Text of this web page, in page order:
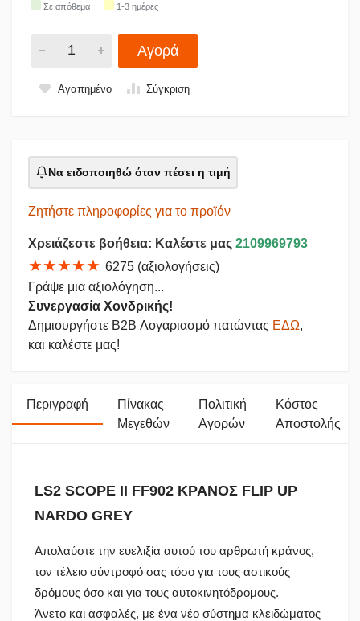
Σε απόθεμα 1-3 ημέρες
Αγορά
Αγαπημένο Σύγκριση
Να ειδοποιηθώ όταν πέσει η τιμή
Ζητήστε πληροφορίες για το προϊόν
Χρειάζεστε βοήθεια: Καλέστε μας 2109969793
★★★★★ 6275 (αξιολογήσεις)
Γράψε μια αξιολόγηση...
Συνεργασία Χονδρικής!
Δημιουργήστε B2B Λογαριασμό πατώντας ΕΔΩ,
και καλέστε μας!
Περιγραφή
Πίνακας
Μεγεθών
Πολιτική
Αγορών
Κόστος
Αποστολής
LS2 SCOPE II FF902 ΚΡΑΝΟΣ FLIP UP
NARDO GREY
Απολαύστε την ευελιξία αυτού του αρθρωτή κράνος,
τον τέλειο σύντροφό σας τόσο για τους αστικούς
δρόμους όσο και για τους αυτοκινητόδρομους.
Άνετο και ασφαλές, με ένα νέο σύστημα κλειδώματος